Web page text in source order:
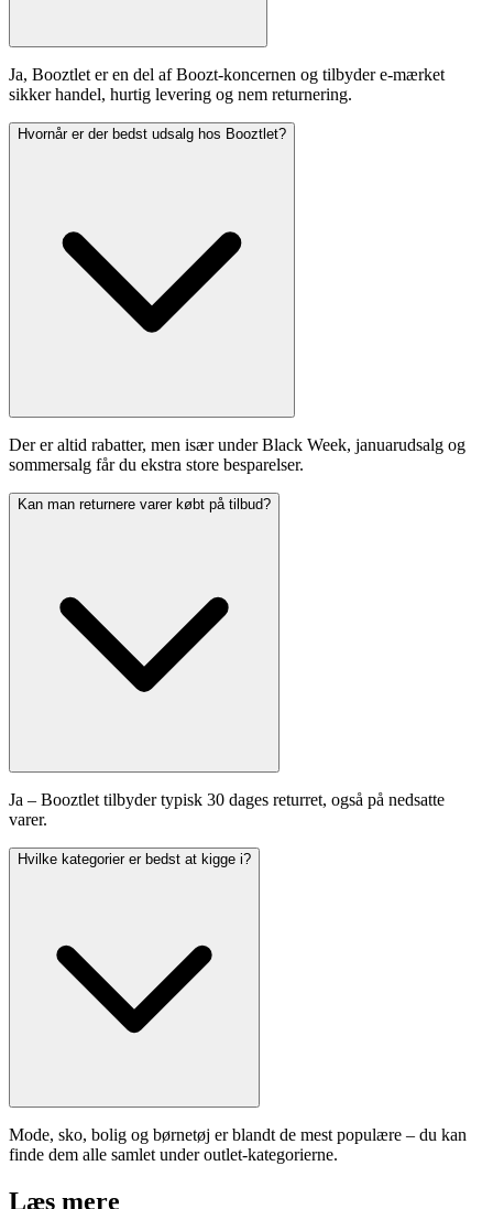
Ja, Booztlet er en del af Boozt-koncernen og tilbyder e‑mærket
sikker handel, hurtig levering og nem returnering.
Hvornår er der bedst udsalg hos Booztlet?
Der er altid rabatter, men især under Black Week, januarudsalg og
sommersalg får du ekstra store besparelser.
Kan man returnere varer købt på tilbud?
Ja – Booztlet tilbyder typisk 30 dages returret, også på nedsatte
varer.
Hvilke kategorier er bedst at kigge i?
Mode, sko, bolig og børnetøj er blandt de mest populære – du kan
finde dem alle samlet under outlet-kategorierne.
Læs mere